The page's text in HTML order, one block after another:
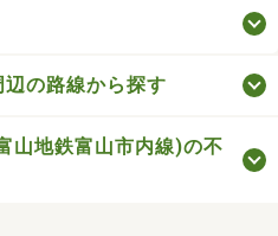
の路線から探す
山地鉄富山市内線)の不